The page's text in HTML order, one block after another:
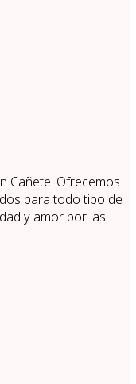
Cañete. Ofrecemos
para todo tipo de
y amor por las